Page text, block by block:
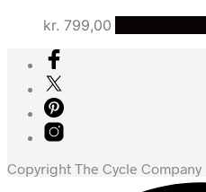
kr. 799,00
Copyright The Cycle Company